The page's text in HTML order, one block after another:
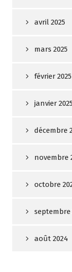
avril 2025
mars 2025
février 2025
janvier 2025
décembre
novembre
octobre
septembre
août 2024